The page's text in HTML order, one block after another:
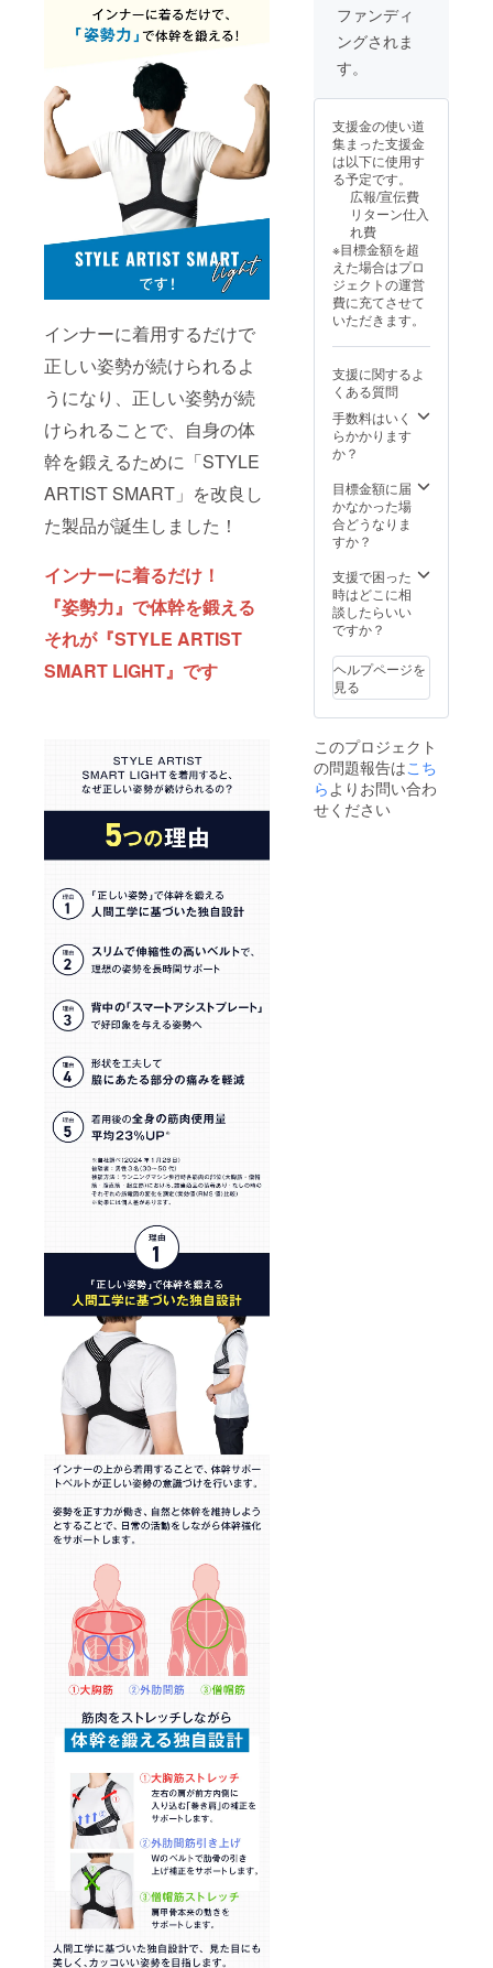
インナーに着用するだけで
正しい姿勢が続けられるよ
うになり、正しい姿勢が続
けられることで、自身の体
幹を鍛えるために「STYLE
ARTIST SMART」を改良し
た製品が誕生しました！
インナーに着るだけ！
『姿勢力』で体幹を鍛える
それが『STYLE ARTIST
SMART LIGHT』です
ファンディ
ングされま
す。
支援金の使い道
集まった支援金
は以下に使用す
る予定です。
広報/宣伝費
リターン仕入
れ費
※目標金額を超
えた場合はプロ
ジェクトの運営
費に充てさせて
いただきます。
支援に関するよ
くある質問
手数料はいく
らかかります
か？
目標金額に届
かなかった場
合どうなりま
すか？
支援で困った
時はどこに相
談したらいい
ですか？
ヘルプページを
見る
このプロジェクト
の問題報告はこち
ら よりお問い合わ
せください